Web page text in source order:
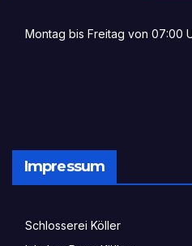
Montag bis Freitag von 07:00
Impressum
Schlosserei Köller